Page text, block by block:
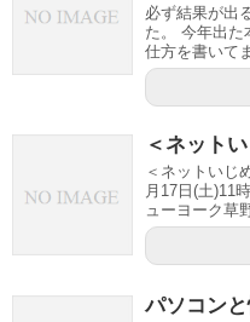
必ず結果が出
た。 今年出た
仕方を書いて
＜ネット
＜ネットいじ
月17日(土)11
ューヨーク草
パソコン